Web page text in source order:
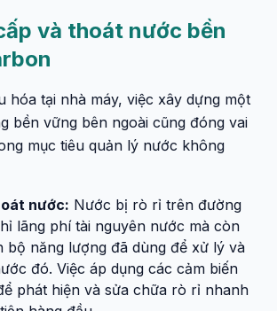
và thoát nước bền
hóa tại nhà máy, việc xây dựng một
bền vững bên ngoài cũng đóng vai
mục tiêu quản lý nước không
nước: Nước bị rò rỉ trên đường
lãng phí tài nguyên nước mà còn
bộ năng lượng đã dùng để xử lý và
đó. Việc áp dụng các cảm biến
phát hiện và sửa chữa rò rỉ nhanh